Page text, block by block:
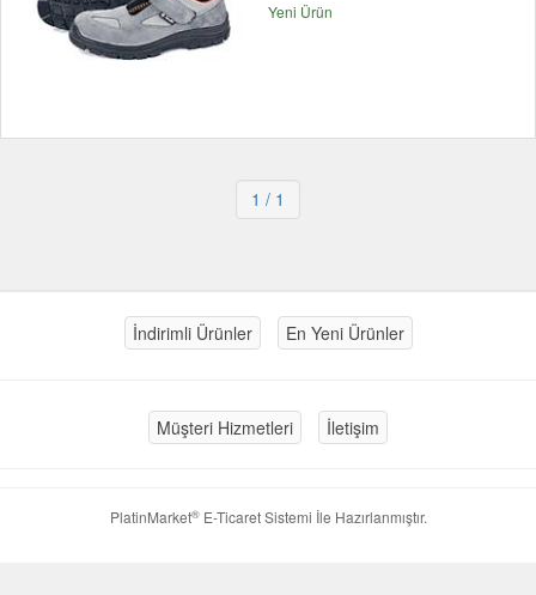
Yeni Ürün
1 / 1
İndirimli Ürünler En Yeni Ürünler
Müşteri Hizmetleri İletişim
PlatinMarket®E-Ticaret Sistemi İle Hazırlanmıştır.